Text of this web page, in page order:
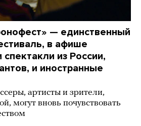
— единственный
в афише
спектакли из России,
и иностранные
артисты и зрители,
могут вновь почувствовать